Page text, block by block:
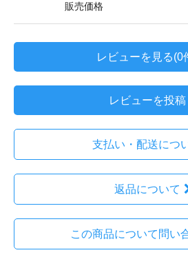
販売価格
レビューを見る(0
レビューを投稿
支払い・配送につ
返品について
この商品について問い